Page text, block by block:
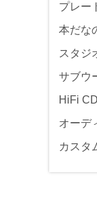
プレー
本だな
スタジ
サブウ
HiFi
オーデ
カスタ